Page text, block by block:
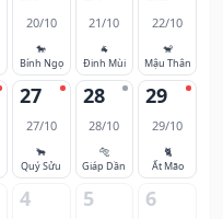
20/10
🐎
Bính Ngọ
21/10
🐐
Đinh Mùi
22/10
🐒
Mậu Thân
27
27/10
🐂
Quý Sửu
28
28/10
🐅
Giáp Dần
29
29/10
🐈
Ất Mão
4 5 6